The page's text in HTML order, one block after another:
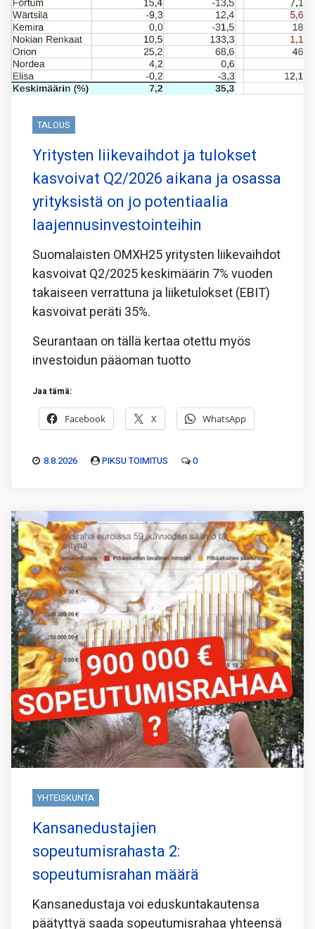
TALOUS
Yritysten liikevaihdot ja tulokset
kasvoivat Q2/2026 aikana ja osassa
yrityksistä on jo potentiaalia
laajennusinvestointeihin
Suomalaisten OMXH25 yritysten liikevaihdot
kasvoivat Q2/2025 keskimäärin 7% vuoden
takaiseen verrattuna ja liiketulokset (EBIT)
kasvoivat peräti 35%.
Seurantaan on tällä kertaa otettu myös
investoidun pääoman tuotto
Jaa tämä:
Facebook X WhatsApp
8.8.2026 PIKSU TOIMITUS 0
YHTEISKUNTA
Kansanedustajien
sopeutumisrahasta 2:
sopeutumisrahan määrä
Kansanedustaja voi eduskuntakautensa
päätyttyä saada sopeutumisrahaa yhteensä